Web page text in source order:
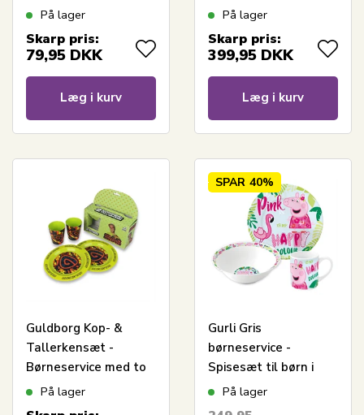
tallerkener og to
På lager
Skarp pris:
79,95 DKK
Læg i kurv
På lager
Skarp pris:
399,95 DKK
Læg i kurv
Guldborg Kop- &
Tallerkensæt -
Børneservice med to
tallerkener og to
På lager
SPAR 40%
Gurli Gris
børneservice -
Spisesæt til børn i
keramik - Tallerken,
På lager